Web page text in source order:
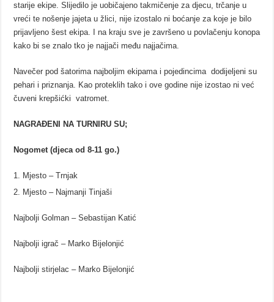
starije ekipe. Slijedilo je uobičajeno takmičenje za djecu, trčanje u
vreći te nošenje jajeta u žlici, nije izostalo ni boćanje za koje je bilo
prijavljeno šest ekipa. I na kraju sve je završeno u povlačenju konopa
kako bi se znalo tko je najjači među najjačima.
Navečer pod šatorima najboljim ekipama i pojedincima dodijeljeni su
pehari i priznanja. Kao proteklih tako i ove godine nije izostao ni već
čuveni krepšićki vatromet.
NAGRAĐENI NA TURNIRU SU;
Nogomet (djeca od 8-11 go.)
Mjesto – Trnjak
Mjesto – Najmanji Tinjaši
Najbolji Golman – Sebastijan Katić
Najbolji igrač – Marko Bijelonjić
Najbolji stirjelac – Marko Bijelonjić